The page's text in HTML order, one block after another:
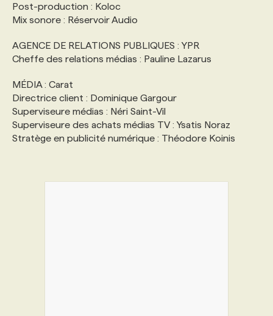
Post-production : Koloc
Mix sonore : Réservoir Audio
AGENCE DE RELATIONS PUBLIQUES : YPR
Cheffe des relations médias : Pauline Lazarus
MÉDIA : Carat
Directrice client : Dominique Gargour
Superviseure médias : Néri Saint-Vil
Superviseure des achats médias TV : Ysatis Noraz
Stratège en publicité numérique : Théodore Koinis